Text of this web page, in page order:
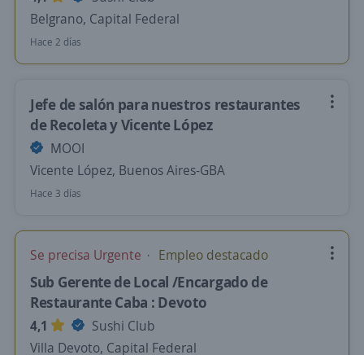
Belgrano, Capital Federal
Hace 2 días
Jefe de salón para nuestros restaurantes
de Recoleta y Vicente López
MOOI
Vicente López, Buenos Aires-GBA
Hace 3 días
Se precisa Urgente Empleo destacado
Sub Gerente de Local /Encargado de
Restaurante Caba : Devoto
4,1
Sushi Club
Villa Devoto, Capital Federal